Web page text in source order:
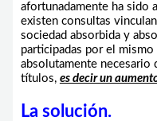
afortunadamente ha sido
existen consultas
sociedad absorbida y
participadas por el
absolutamente necesario
títulos, es decir un
La solución.